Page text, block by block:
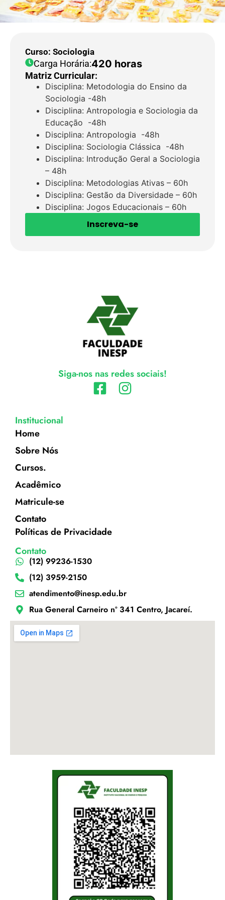
Curso: Sociologia
Carga Horária:420 horas
Matriz Curricular:
Disciplina: Metodologia do Ensino da
Sociologia -48h
Disciplina: Antropologia e Sociologia da
Educação -48h
Disciplina: Antropologia -48h
Disciplina: Sociologia Clássica -48h
Disciplina: Introdução Geral a Sociologia
– 48h
Disciplina: Metodologias Ativas – 60h
Disciplina: Gestão da Diversidade – 60h
Disciplina: Jogos Educacionais – 60h
Inscreva-se
Siga-nos nas redes sociais!
Institucional
Home
Sobre Nós
Cursos.
Acadêmico
Matricule-se
Contato
Políticas de Privacidade
Contato
(12) 99236-1530
(12) 3959-2150
atendimento@inesp.edu.br
Rua General Carneiro nº 341 Centro, Jacareí.